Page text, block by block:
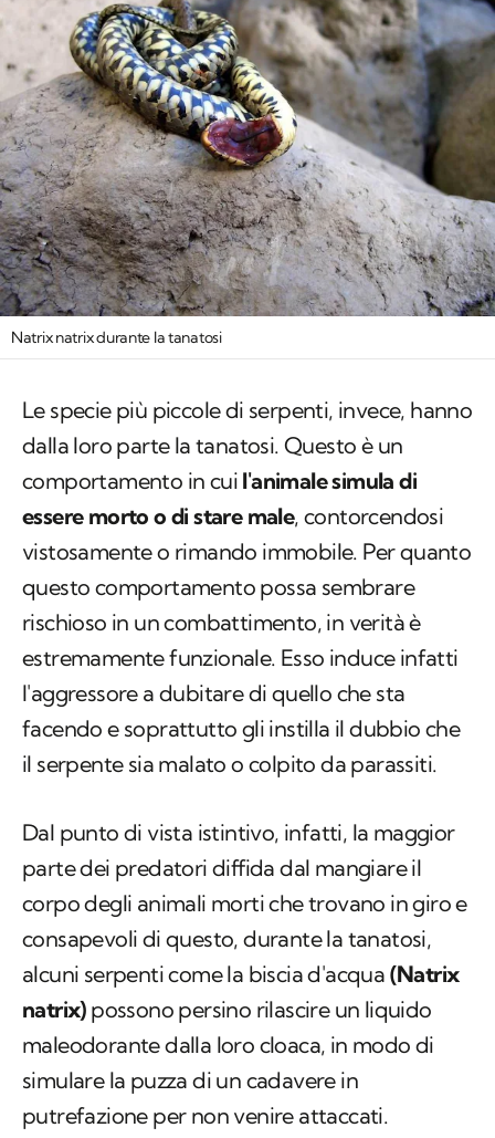
Natrix natrix durante la tanatosi
Le specie più piccole di serpenti, invece, hanno
dalla loro parte la tanatosi. Questo è un
comportamento in cui l'animale simula di
essere morto o di stare male, contorcendosi
vistosamente o rimando immobile. Per quanto
questo comportamento possa sembrare
rischioso in un combattimento, in verità è
estremamente funzionale. Esso induce infatti
l'aggressore a dubitare di quello che sta
facendo e soprattutto gli instilla il dubbio che
il serpente sia malato o colpito da parassiti.
Dal punto di vista istintivo, infatti, la maggior
parte dei predatori diffida dal mangiare il
corpo degli animali morti che trovano in giro e
consapevoli di questo, durante la tanatosi,
alcuni serpenti come la biscia d'acqua (Natrix
natrix)possono persino rilascire un liquido
maleodorante dalla loro cloaca, in modo di
simulare la puzza di un cadavere in
putrefazione per non venire attaccati.